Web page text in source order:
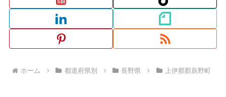
ホーム 都道府県別 長野県 上伊那郡辰野町